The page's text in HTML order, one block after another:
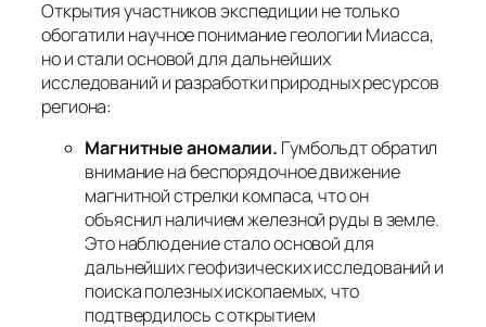
Открытия участников экспедиции не только
обогатили научное понимание геологии Миасса,
но и стали основой для дальнейших
исследований и разработки природных ресурсов
региона:
Магнитные аномалии. Гумбольдт обратил
внимание на беспорядочное движение
магнитной стрелки компаса, что он
объяснил наличием железной руды в земле.
Это наблюдение стало основой для
дальнейших геофизических исследований и
поиска полезных ископаемых, что
подтвердилось с открытием